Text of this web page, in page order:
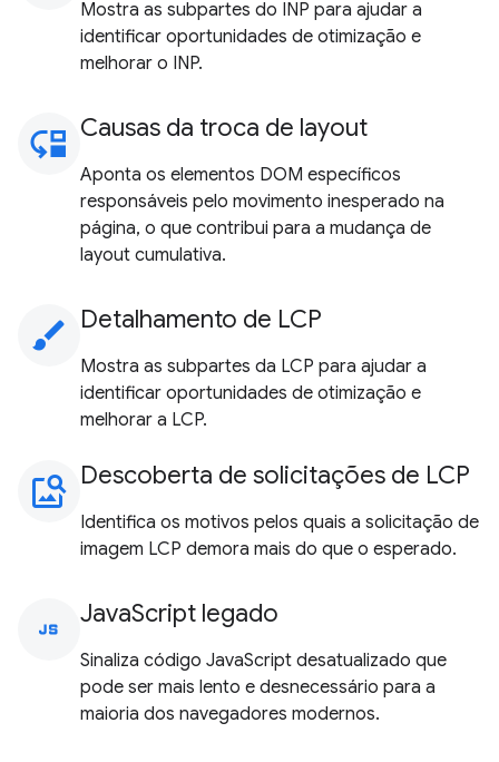
Mostra as subpartes do INP para ajudar a
identificar oportunidades de otimização e
melhorar o INP.
move_down Causas da troca de layout
Aponta os elementos DOM específicos
responsáveis pelo movimento inesperado na
página, o que contribui para a mudança de
layout cumulativa.
brush Detalhamento de LCP
Mostra as subpartes da LCP para ajudar a
identificar oportunidades de otimização e
melhorar a LCP.
image_search Descoberta de solicitações de LCP
Identifica os motivos pelos quais a solicitação de
imagem LCP demora mais do que o esperado.
javascript JavaScript legado
Sinaliza código JavaScript desatualizado que
pode ser mais lento e desnecessário para a
maioria dos navegadores modernos.